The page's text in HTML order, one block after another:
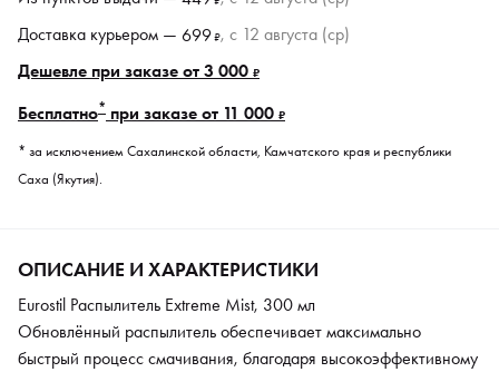
Доставка курьером — 699₽, c 12 августа (ср)
Дешевле при заказе от 3 000 ₽
Бесплатно* при заказе от 11 000 ₽
* за исключением Сахалинской области, Камчатского края и республики
Саха (Якутия).
ОПИСАНИЕ И ХАРАКТЕРИСТИКИ
Eurostil Распылитель Extreme Mist, 300 мл
Обновлённый распылитель обеспечивает максимально
быстрый процесс смачивания, благодаря высокоэффективному